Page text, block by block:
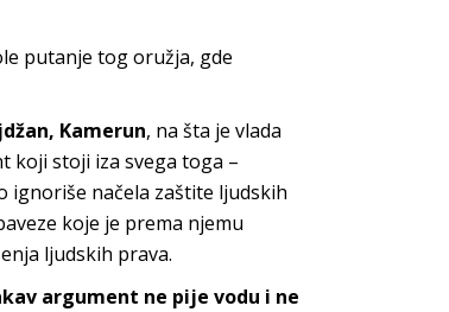
putanje tog oružja, gde
Kamerun, na šta je vlada
koji stoji iza svega toga –
ignoriše načela zaštite ljudskih
koje je prema njemu
ljudskih prava.
argument ne pije vodu i ne